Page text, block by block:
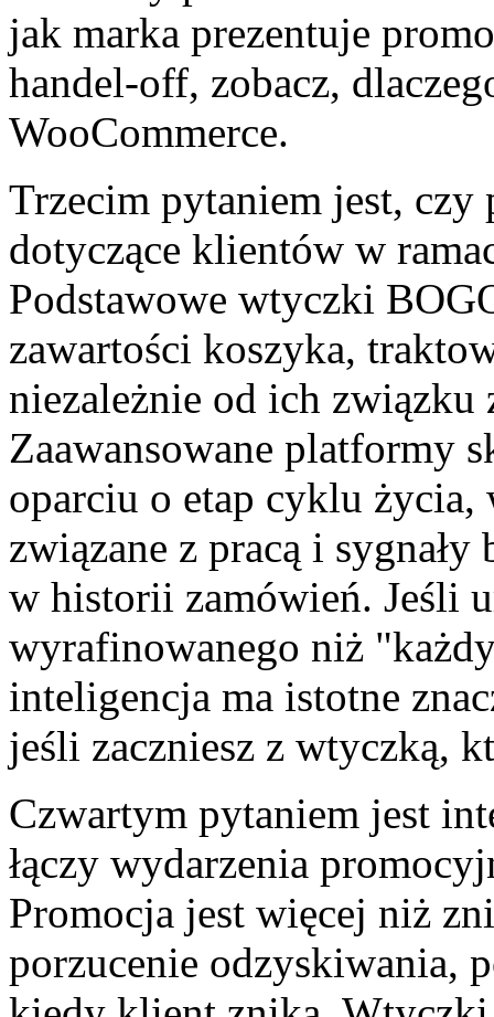
jak marka prezentuje
handel-off, zobacz,
WooCommerce.
Trzecim pytaniem jest, czy
dotyczące klientów w
Podstawowe wtyczki
zawartości koszyka,
niezależnie od ich związku
Zaawansowane platformy
oparciu o etap cyklu
związane z pracą i
w historii zamówień. Jeśli
wyrafinowanego niż
inteligencja ma istotne
jeśli zaczniesz z wtyczką,
Czwartym pytaniem jest
łączy wydarzenia
Promocja jest więcej niż
porzucenie odzyskiwania,